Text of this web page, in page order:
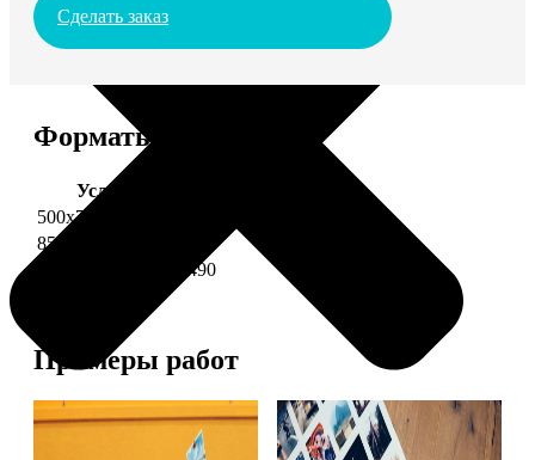
Сделать заказ
Форматы и цены
Услуга
500х700 глянец
850х600 глянец
5490
Примеры работ